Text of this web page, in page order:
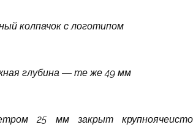
колпачок с логотипом
глубина — те же 49 мм
25 мм закрыт